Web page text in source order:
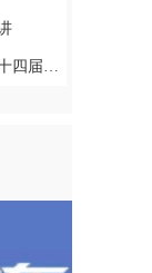
、常委名单